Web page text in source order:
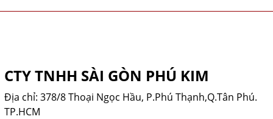
CTY TNHH SÀI GÒN PHÚ KIM
Địa chỉ: 378/8 Thoại Ngọc Hầu, P.Phú Thạnh,Q.Tân Phú.
TP.HCM